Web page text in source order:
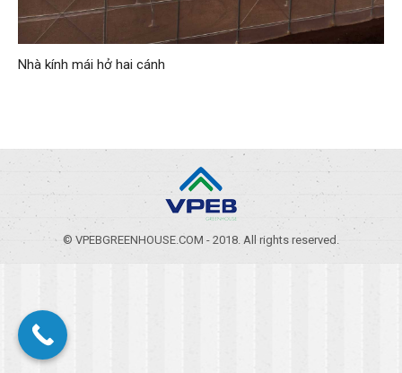
Nhà kính mái hở hai cánh
© VPEBGREENHOUSE.COM - 2018. All rights reserved.